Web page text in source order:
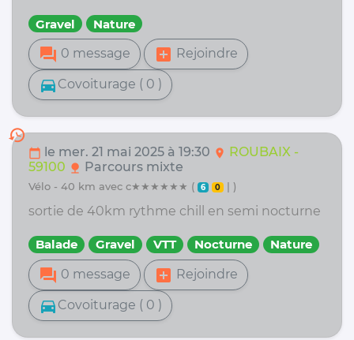
Gravel Nature
forum 0 message add_box Rejoindre
directions_car Covoiturage ( 0 )
history
calendar_today le mer. 21 mai 2025 à 19:30 location_on ROUBAIX -
59100 nature Parcours mixte
vélo - 40 km avec c★★★★★★ ( 6 0 | )
sortie de 40km rythme chill en semi nocturne
Balade Gravel VTT Nocturne Nature
forum 0 message add_box Rejoindre
directions_car Covoiturage ( 0 )